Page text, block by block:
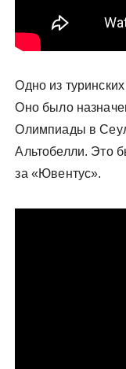
Одно из
Оно было
Олимпиады в
Альтобелли. Это
за «Ювентус».